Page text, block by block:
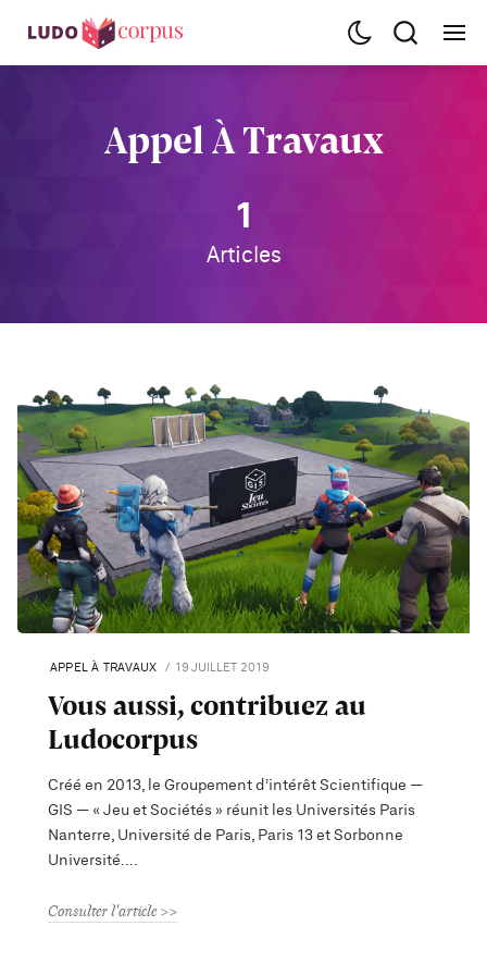
Appel À Travaux
1
Articles
APPEL À TRAVAUX 19 JUILLET 2019
Vous aussi, contribuez au
Ludocorpus
Créé en 2013, le Groupement d’intérêt Scientifique —
GIS — « Jeu et Sociétés » réunit les Universités Paris
Nanterre, Université de Paris, Paris 13 et Sorbonne
Université.
Consulter l'article